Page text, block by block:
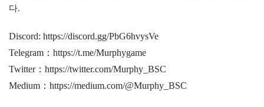
다.
Discord: https://discord.gg/PbG6hvysVe
Telegram：https://t.me/Murphygame
Twitter：https://twitter.com/Murphy_BSC
Medium：https://medium.com/@Murphy_BSC